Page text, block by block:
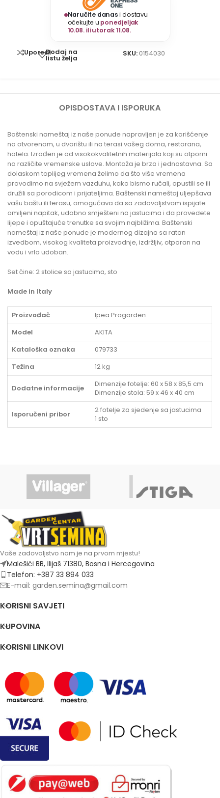
Naručite danasi dostavu
očekujte u ponedjeljak
10.08. ili utorak 11.08.
UporediDodaj na
listu želja
SKU: 0154030
OPISDOSTAVA I ISPORUKA
Baštenski nameštaj iz naše ponude napravljen je za korišćenje
na otvorenom, u dvorištu ili na terasi vašeg doma, restorana,
hotela. Izrađen je od visokokvalitetnih materijala koji su otporni
na različite vremenske uslove. Montaža je brza i jednostavna. Sa
dolaskom toplijeg vremena želimo da što više vremena
provodimo na svježem vazduhu, kako bismo ručali, opustili se ili
družili sa porodicom i prijateljima. Baštenski nameštaj uljepšava
vašu baštu ili terasu, omogućava da sa zadovoljstvom ispijate
omiljeni napitak, udobno smješteni na jastucima i da provedete
lijepe i opuštajuće trenutke sa svojim najbližima. Baštenski
nameštaj iz naše ponude je modernog dizajna sa ratan
izvedbom, visokog kvaliteta proizvodnje, izdržljiv, otporan na
vodu i vrlo udoban.
Set čine: 2 stolice sa jastucima, sto
Made in Italy
Proizvođač
Ipea Progarden
Model
AKITA
Kataloška oznaka
079733
Težina
12 kg
Dodatne informacije
Dimenzije fotelje: 60 x 58 x 85,5 cm
Dimenzije stola: 59 x 46 x 40 cm
Isporučeni pribor
2 fotelje za sjedenje sa jastucima
1 sto
Vaše zadovoljstvo nam je na prvom mjestu!
Malešići BB, Ilijaš 71380, Bosna i Hercegovina
Telefon: +387 33 894 033
E-mail: garden.semina@gmail.com
KORISNI SAVJETI
KUPOVINA
KORISNI LINKOVI